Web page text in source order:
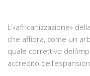
L’«africanizzazione»
che affiora, come un
quale correttivo
accredito